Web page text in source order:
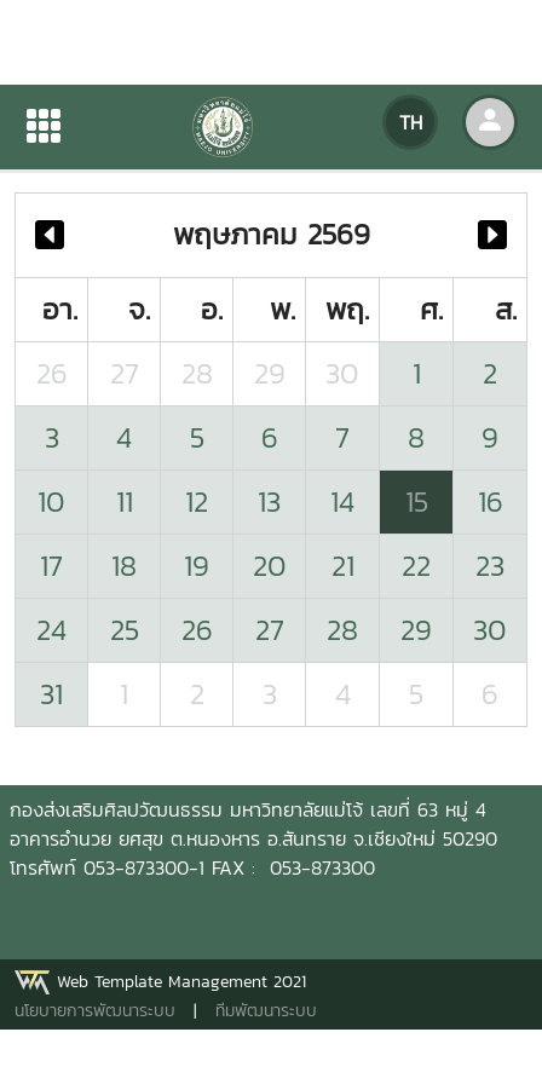
TH
ปฏิทินกิจกรรมของหน่วยงาน
ปฏิทินกิจกรรมของหน่วยงาน
พฤษภาคม 2569
อา.
จ. อ. พ. พฤ. ศ.
ส.
26
27 28 29 30 1
2
3
4 5 6 7 8
9
10
11 12 13 14 15
16
17
18 19 20 21 22
23
24
25 26 27 28 29
30
31
1 2 3 4 5 6
กองส่งเสริมศิลปวัฒนธรรม มหาวิทยาลัยแม่โจ้ เลขที่ 63 หมู่ 4
อาคารอำนวย ยศสุข ต.หนองหาร อ.สันทราย จ.เชียงใหม่ 50290
โทรศัพท์ 053-873300-1 FAX : 053-873300
Web Template Management 2021
นโยบายการพัฒนาระบบ | ทีมพัฒนาระบบ